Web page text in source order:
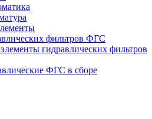
фильтров ФГС
гидравлических фильтров
ФГС в сборе